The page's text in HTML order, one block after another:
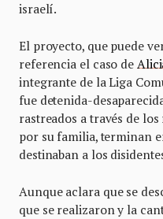
israelí.
El proyecto, que puede
referencia el caso de
integrante de la Liga
fue detenida-
rastreados a través de
por su familia, terminan
destinaban a los
Aunque aclara que se
que se realizaron y la